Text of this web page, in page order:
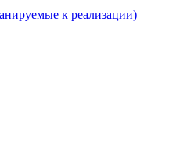
к реализации)